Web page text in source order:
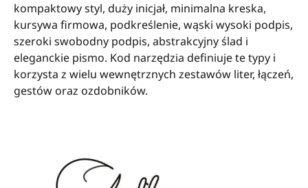
kompaktowy styl, duży inicjał, minimalna kreska,
kursywa firmowa, podkreślenie, wąski wysoki podpis,
szeroki swobodny podpis, abstrakcyjny ślad i
eleganckie pismo. Kod narzędzia definiuje te typy i
korzysta z wielu wewnętrznych zestawów liter, łączeń,
gestów oraz ozdobników.